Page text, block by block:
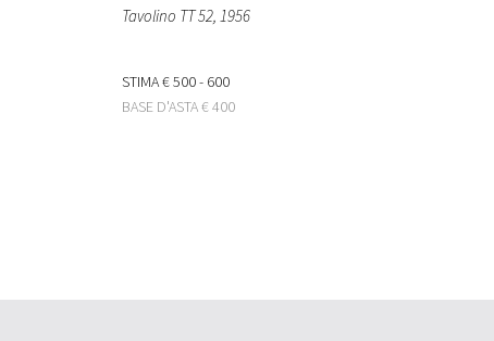
Tavolino TT 52, 1956
STIMA€ 500 - 600
BASE D'ASTA€ 400